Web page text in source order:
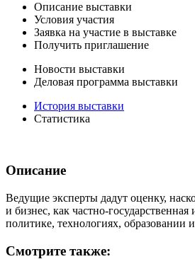
Описание выставки
Условия участия
Заявка на участие в выставке
Получить приглашение
Новости выставки
Деловая программа выставки
История выставки
Статистика
Описание
Ведущие эксперты дадут оценку,
и бизнес, как частно-
политике, технологиях, образовании
Смотрите также: